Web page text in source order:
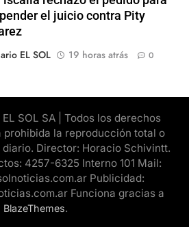
el juicio contra Pity
EL SOL
19 horas atrás 0
SOL SA | Todos los derechos
prohibida la reproducción total o
Director: Horacio Schivintt.
4257-6325 Interno 101 Mail:
Publicidad:
Funciona gracias a
BlazeThemes.